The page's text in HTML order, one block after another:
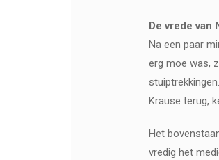
De vrede van
Na een paar
erg moe was,
Krause terug,
Het
vredig het